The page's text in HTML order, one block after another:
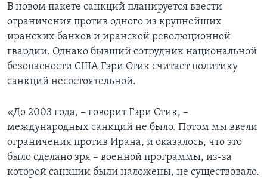
В новом пакете санкций планируется ввести
ограничения против одного из крупнейших
иранских банков и иранской революционной
гвардии. Однако бывший сотрудник национальной
безопасности США Гэри Стик считает политику
санкций несостоятельной.
«До 2003 года, – говорит Гэри Стик, –
международных санкций не было. Потом мы ввели
ограничения против Ирана, и оказалось, что это
было сделано зря – военной программы, из-за
которой санкции были наложены, не существовало.